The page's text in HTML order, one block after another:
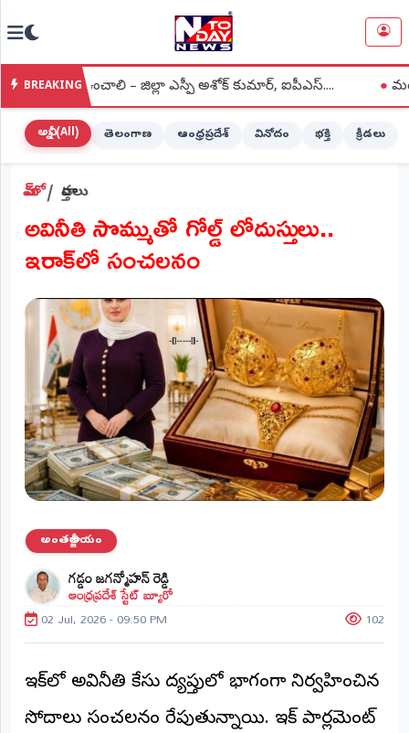
హోమ్
(Home)
STREAMING
లైవ్
టీవీ
(Live
లైవ్
రేడియో
(Live
Radio)
ప్రాంతీయ
వార్తలు
(STATE)
తెలంగాణ
ఆంధ్రప్రదేశ్
ప్రధాన
విభాగాలు
(MAIN)
భక్తి
BREAKING
ఉంచాలి – జిల్లా ఎస్పీ అశోక్ కుమార్, ఐపీఎస్.... ●మంత్రులను
అన్నీ (All) తెలంగాణ ఆంధ్రప్రదేశ్ వినోదం భక్తి క్రీడలు
హోమ్ వార్తలు
అవినీతి సొమ్ముతో గోల్డ్ లోదుస్తులు..
ఇరాక్‌లో సంచలనం
అంతర్జాతీయం
గడ్డం జగన్మోహన్ రెడ్డి
ఆంధ్రప్రదేశ్ స్టేట్ బ్యూరో
02 Jul, 2026 - 09:50 PM 102
ఇరాక్‌లో అవినీతి కేసు దర్యాప్తులో భాగంగా నిర్వహించిన
సోదాలు సంచలనం రేపుతున్నాయి. ఇరాక్ పార్లమెంట్